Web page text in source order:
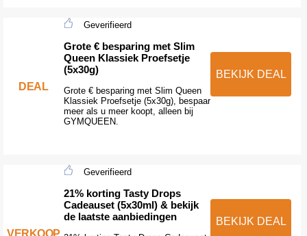
DEAL
Geverifieerd
Grote € besparing met Slim
Queen Klassiek Proefsetje
(5x30g)
Grote € besparing met Slim Queen
Klassiek Proefsetje (5x30g), bespaar
meer als u meer koopt, alleen bij
GYMQUEEN.
BEKIJK DEAL
VERKOOP
Geverifieerd
21% korting Tasty Drops
Cadeauset (5x30ml) & bekijk
de laatste aanbiedingen
BEKIJK DEAL